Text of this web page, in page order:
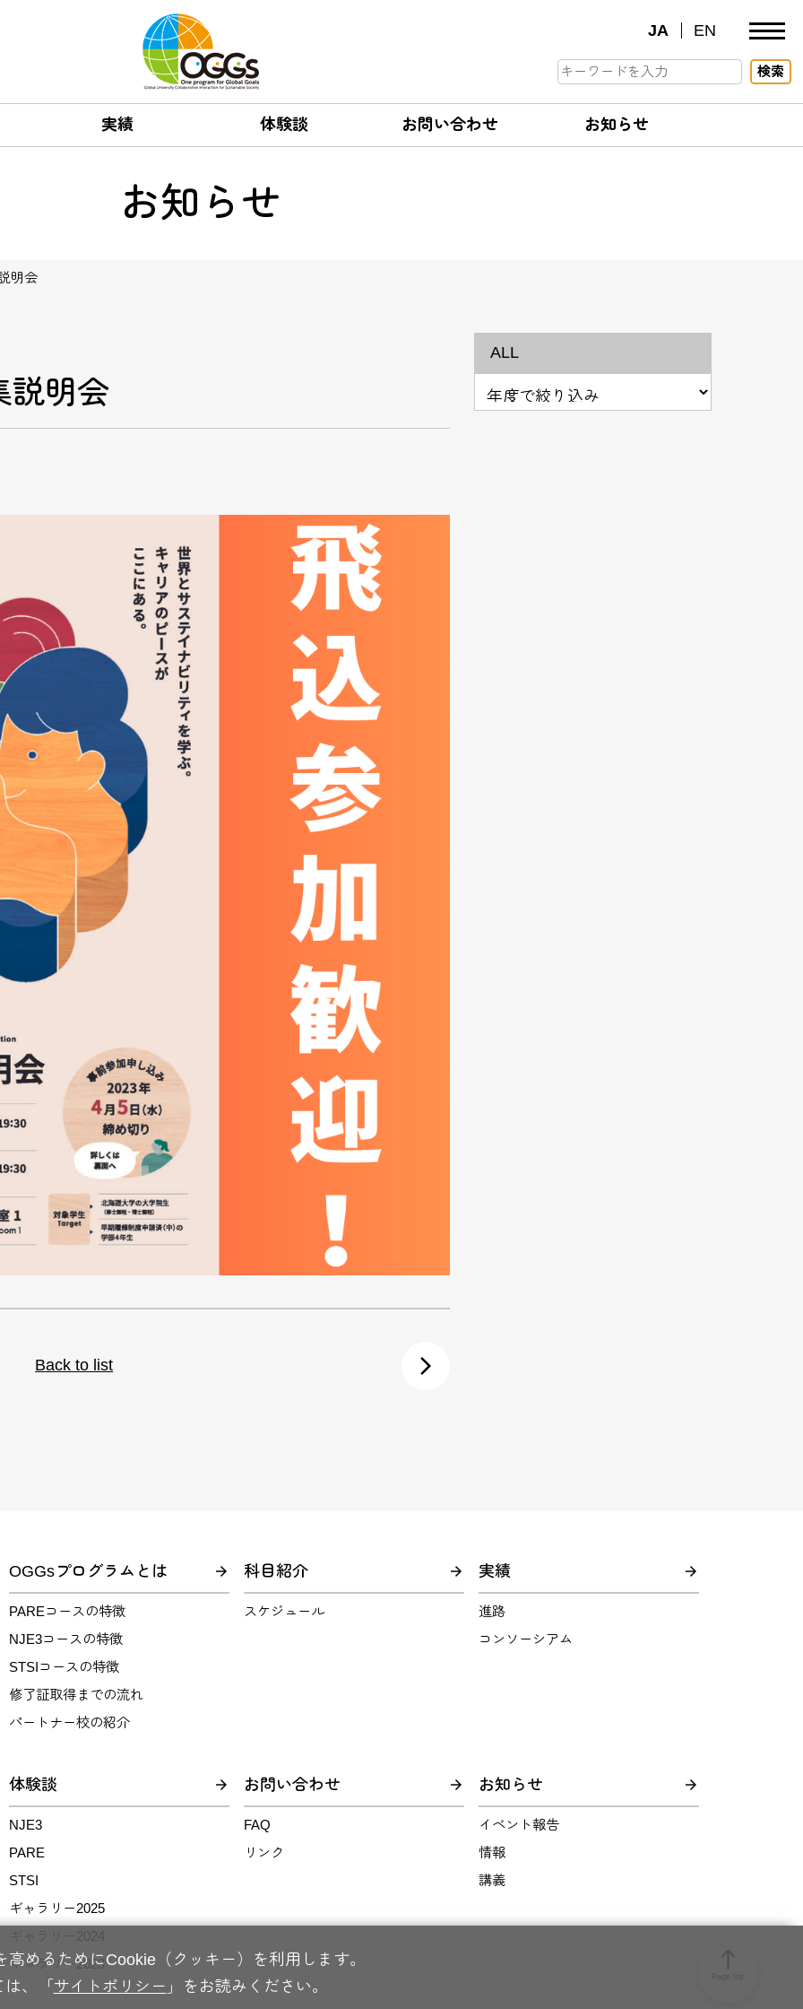
JA EN
検索
実績 体験談 お問い合わせ お知らせ
お知らせ
明会
説明会
Back to list arrow_forward_ios
ALL
north
OGGsプログラムとは
PAREコースの特徴
NJE3コースの特徴
STSIコースの特徴
修了証取得までの流れ
パートナー校の紹介
科目紹介
スケジュール
実績
進路
コンソーシアム
体験談
NJE3
PARE
STSI
ギャラリー2025
ギャラリー2024
ギャラリー2023
お問い合わせ
FAQ
リンク
お知らせ
イベント報告
情報
講義
めるためにCookie（クッキー）を利用します。
、「 サイトポリシー 」をお読みください。